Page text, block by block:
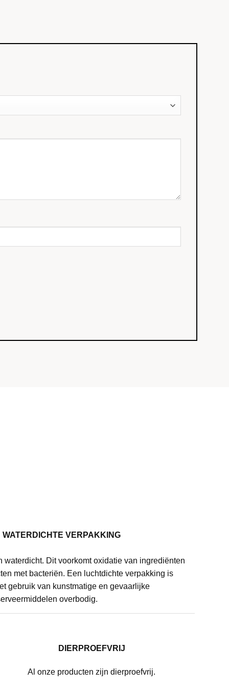
WATERDICHTE VERPAKKING
waterdicht. Dit voorkomt oxidatie van ingrediënten
met bacteriën. Een luchtdichte verpakking is
gebruik van kunstmatige en gevaarlijke
overbodig.
DIERPROEFVRIJ
Al onze producten zijn dierproefvrij.